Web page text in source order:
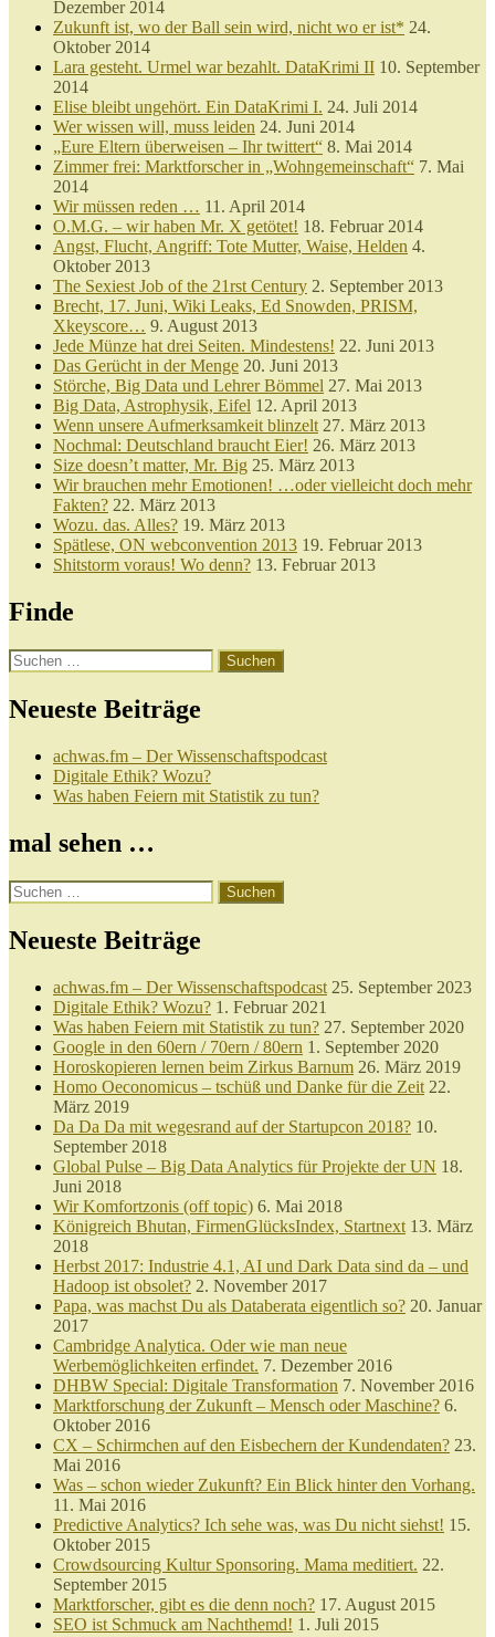
Dezember 2014
Zukunft ist, wo der Ball sein wird, nicht wo er ist* 24.
Oktober 2014
Lara gesteht. Urmel war bezahlt. DataKrimi II 10. September
2014
Elise bleibt ungehört. Ein DataKrimi I. 24. Juli 2014
Wer wissen will, muss leiden 24. Juni 2014
„Eure Eltern überweisen – Ihr twittert“ 8. Mai 2014
Zimmer frei: Marktforscher in „Wohngemeinschaft“ 7. Mai
2014
Wir müssen reden … 11. April 2014
O.M.G. – wir haben Mr. X getötet! 18. Februar 2014
Angst, Flucht, Angriff: Tote Mutter, Waise, Helden 4.
Oktober 2013
The Sexiest Job of the 21rst Century 2. September 2013
Brecht, 17. Juni, Wiki Leaks, Ed Snowden, PRISM,
Xkeyscore… 9. August 2013
Jede Münze hat drei Seiten. Mindestens! 22. Juni 2013
Das Gerücht in der Menge 20. Juni 2013
Störche, Big Data und Lehrer Bömmel 27. Mai 2013
Big Data, Astrophysik, Eifel 12. April 2013
Wenn unsere Aufmerksamkeit blinzelt 27. März 2013
Nochmal: Deutschland braucht Eier! 26. März 2013
Size doesn’t matter, Mr. Big 25. März 2013
Wir brauchen mehr Emotionen! …oder vielleicht doch mehr
Fakten? 22. März 2013
Wozu. das. Alles? 19. März 2013
Spätlese, ON webconvention 2013 19. Februar 2013
Shitstorm voraus! Wo denn? 13. Februar 2013
Finde
Suchen
nach:
Neueste Beiträge
achwas.fm – Der Wissenschaftspodcast
Digitale Ethik? Wozu?
Was haben Feiern mit Statistik zu tun?
mal sehen …
Suchen
nach:
Neueste Beiträge
achwas.fm – Der Wissenschaftspodcast 25. September 2023
Digitale Ethik? Wozu? 1. Februar 2021
Was haben Feiern mit Statistik zu tun? 27. September 2020
Google in den 60ern / 70ern / 80ern 1. September 2020
Horoskopieren lernen beim Zirkus Barnum 26. März 2019
Homo Oeconomicus – tschüß und Danke für die Zeit 22.
März 2019
Da Da Da mit wegesrand auf der Startupcon 2018? 10.
September 2018
Global Pulse – Big Data Analytics für Projekte der UN 18.
Juni 2018
Wir Komfortzonis (off topic) 6. Mai 2018
Königreich Bhutan, FirmenGlücksIndex, Startnext 13. März
2018
Herbst 2017: Industrie 4.1, AI und Dark Data sind da – und
Hadoop ist obsolet? 2. November 2017
Papa, was machst Du als Databerata eigentlich so? 20. Januar
2017
Cambridge Analytica. Oder wie man neue
Werbemöglichkeiten erfindet. 7. Dezember 2016
DHBW Special: Digitale Transformation 7. November 2016
Marktforschung der Zukunft – Mensch oder Maschine? 6.
Oktober 2016
CX – Schirmchen auf den Eisbechern der Kundendaten? 23.
Mai 2016
Was – schon wieder Zukunft? Ein Blick hinter den Vorhang.
11. Mai 2016
Predictive Analytics? Ich sehe was, was Du nicht siehst! 15.
Oktober 2015
Crowdsourcing Kultur Sponsoring. Mama meditiert. 22.
September 2015
Marktforscher, gibt es die denn noch? 17. August 2015
SEO ist Schmuck am Nachthemd! 1. Juli 2015